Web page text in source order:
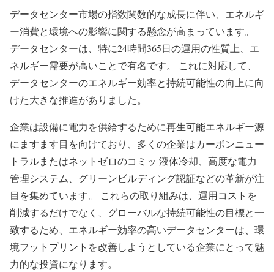
データセンター市場の指数関数的な成長に伴い、エネルギ
ー消費と環境への影響に関する懸念が高まっています。
データセンターは、特に24時間365日の運用の性質上、エ
ネルギー需要が高いことで有名です。 これに対応して、
データセンターのエネルギー効率と持続可能性の向上に向
けた大きな推進がありました。
企業は設備に電力を供給するために再生可能エネルギー源
にますます目を向けており、多くの企業はカーボンニュー
トラルまたはネットゼロのコミッ 液体冷却、高度な電力
管理システム、グリーンビルディング認証などの革新が注
目を集めています。 これらの取り組みは、運用コストを
削減するだけでなく、グローバルな持続可能性の目標と一
致するため、エネルギー効率の高いデータセンターは、環
境フットプリントを改善しようとしている企業にとって魅
力的な投資になります。